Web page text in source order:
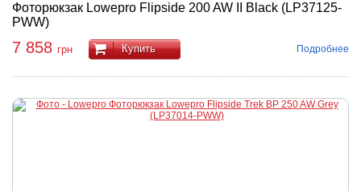
Фоторюкзак Lowepro Flipside 200 AW II Black (LP37125-
PWW)
7 858 грн Купить Подробнее